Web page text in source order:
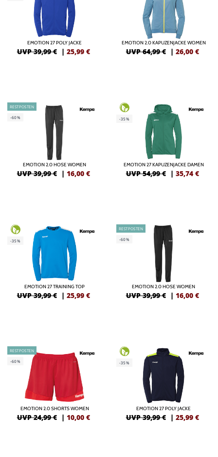
EMOTION 27 POLY JACKE
UVP 39,99 € | 25,99 €
EMOTION 2.0 KAPUZENJACKE WOMEN
UVP 64,99 € | 26,00 €
RESTPOSTEN
-60%
EMOTION 2.0 HOSE WOMEN
UVP 39,99 € | 16,00 €
-35%
EMOTION 27 KAPUZENJACKE DAMEN
UVP 54,99 € | 35,74 €
-35%
EMOTION 27 TRAINING TOP
UVP 39,99 € | 25,99 €
RESTPOSTEN
-60%
EMOTION 2.0 HOSE WOMEN
UVP 39,99 € | 16,00 €
RESTPOSTEN
-60%
EMOTION 2.0 SHORTS WOMEN
UVP 24,99 € | 10,00 €
-35%
EMOTION 27 POLY JACKE
UVP 39,99 € | 25,99 €